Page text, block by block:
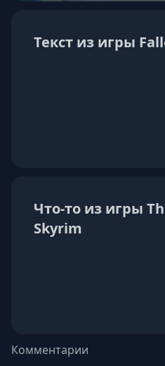
Текст из игры
Что-то из игры
Skyrim
Комментарии